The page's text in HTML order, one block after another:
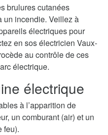
brulures cutanées
un incendie. Veillez à
électriques pour
en sos électricien Vaux-
au contrôle de ces
électrique.
électrique
à l’apparition de
un comburant (air) et un
feu).